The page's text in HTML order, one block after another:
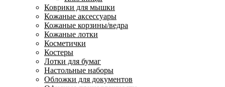
Коврики для мышки
Кожаные аксессуары
Кожаные корзины/ведра
Кожаные лотки
Косметички
Костеры
Лотки для бумаг
Настольные наборы
Обложки для документов